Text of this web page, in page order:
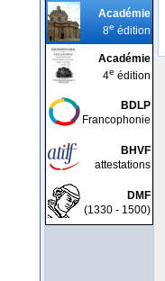
Académie
8e édition
Académie
4e édition
BDLP
Francophonie
BHVF
attestations
DMF
(1330 - 1500)